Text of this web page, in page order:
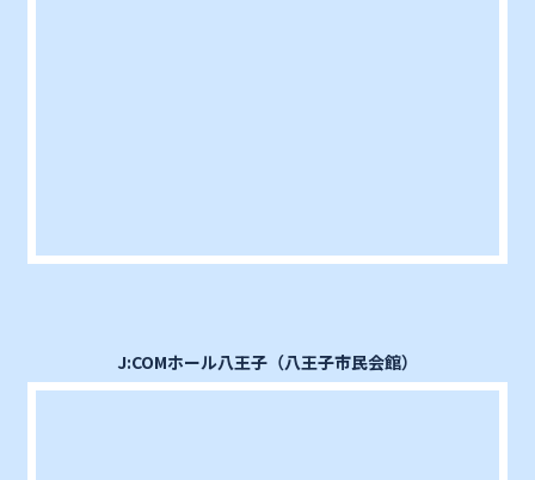
J:COMホール八王子（八王子市民会館）